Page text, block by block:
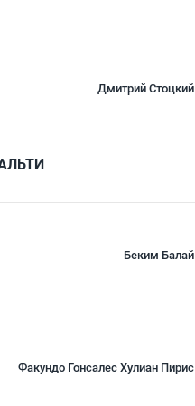
Дмитрий Стоцкий
Беким Балай
Факундо Гонсалес Хулиан Пирис